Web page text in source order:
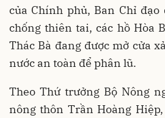
của Chính phủ, Ban Chỉ đạo
chống thiên tai, các hồ Hòa
Thác Bà đang được mở cửa
nước an toàn để phân lũ.
Theo Thứ trưởng Bộ Nông
nông thôn Trần Hoàng